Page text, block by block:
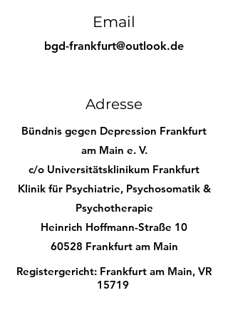
Email
bgd-frankfurt@outlook.de
Adresse
Bündnis gegen Depression Frankfurt
am Main e. V.
c/o Universitätsklinikum Frankfurt
Klinik für Psychiatrie, Psychosomatik &
Psychotherapie
Heinrich Hoffmann-Straße 10
60528 Frankfurt am Main
Registergericht: Frankfurt am Main, VR
15719